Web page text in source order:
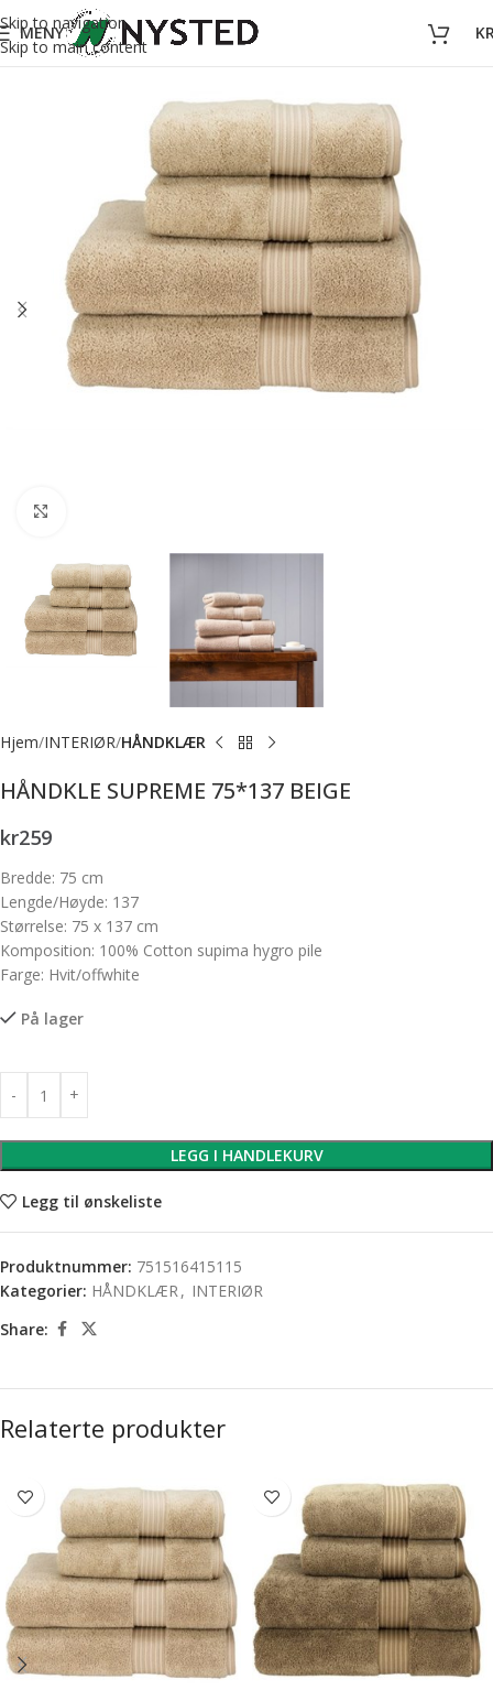
Skip to navigation
Skip to main content
MENY
Hjem INTERIØR HÅNDKLÆR
HÅNDKLE SUPREME 75*137 BEIGE
kr259
Bredde: 75 cm
Lengde/Høyde: 137
Størrelse: 75 x 137 cm
Komposition: 100% Cotton supima hygro pile
Farge: Hvit/offwhite
På lager
LEGG I HANDLEKURV
Legg til ønskeliste
Produktnummer: 751516415115
Kategorier: HÅNDKLÆR, INTERIØR
Share:
Relaterte produkter